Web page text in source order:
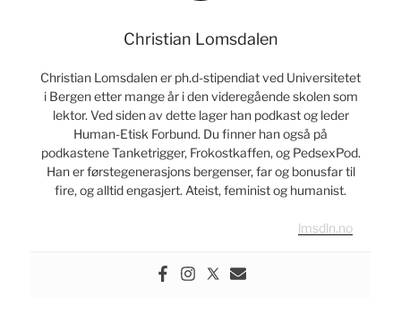
Christian Lomsdalen
Christian Lomsdalen er ph.d-stipendiat ved Universitetet
i Bergen etter mange år i den videregående skolen som
lektor. Ved siden av dette lager han podkast og leder
Human-Etisk Forbund. Du finner han også på
podkastene Tanketrigger, Frokostkaffen, og PedsexPod.
Han er førstegenerasjons bergenser, far og bonusfar til
fire, og alltid engasjert. Ateist, feminist og humanist.
lmsdln.no